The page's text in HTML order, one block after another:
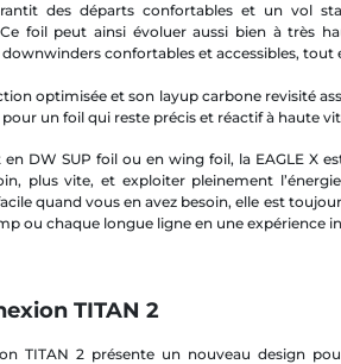
des départs confortables et un vol
foil peut ainsi évoluer aussi bien à très
confortables et accessibles, tout
optimisée et son layup carbone revisité
un foil qui reste précis et réactif à haute
en DW SUP foil ou en wing foil, la EAGLE X
plus vite, et exploiter pleinement
quand vous en avez besoin, elle est
ou chaque longue ligne en une expérience
TITAN 2
TITAN 2 présente un nouveau design